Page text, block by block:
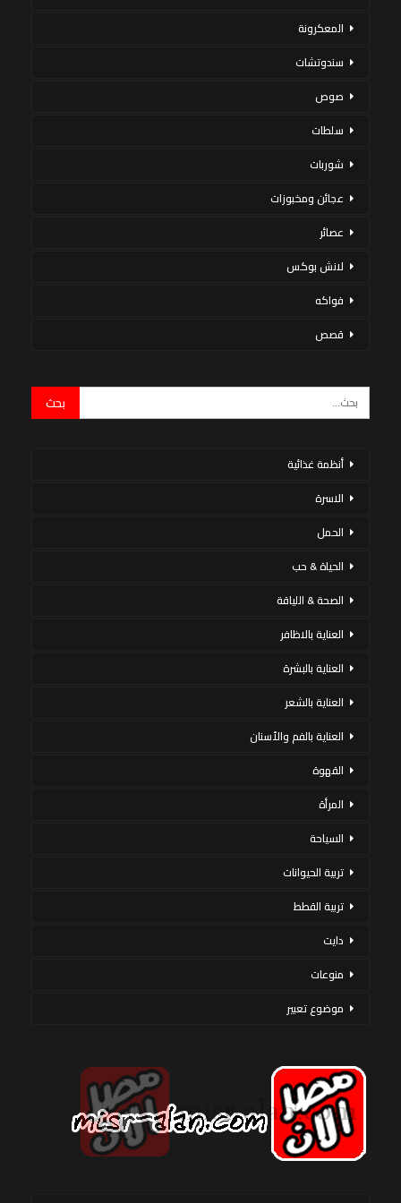
المعكرونة
سندوتشات
صوص
سلطات
شوربات
عجائن ومخبوزات
عصائر
لانش بوكس
فواكه
قصص
أنظمة غذائية
الاسرة
الحمل
الحياة & حب
الصحة & اللياقة
العناية بالاظافر
العناية بالبشرة
العناية بالشعر
العناية بالفم والأسنان
القهوة
المرأة
السياحة
تربية الحيوانات
تربية القطط
دايت
منوعات
موضوع تعبير